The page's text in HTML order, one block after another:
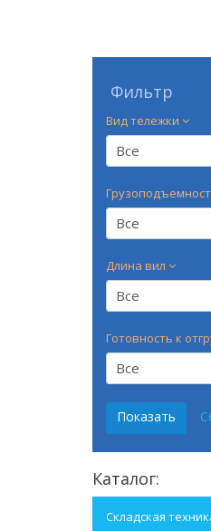
Фильтр
Вид тележки
Все
Все
Длина вил
Все
Готовность к
Все
Каталог:
Складская